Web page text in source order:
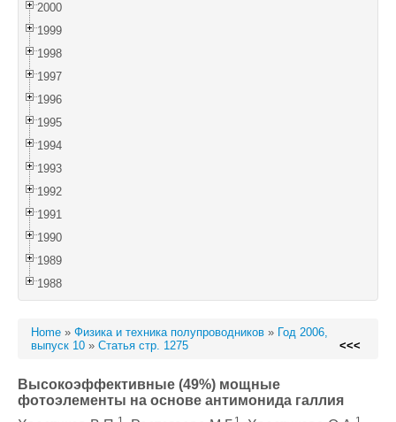
2000
1999
1998
1997
1996
1995
1994
1993
1992
1991
1990
1989
1988
Home » Физика и техника полупроводников » Год 2006,
выпуск 10 » Статья стр. 1275 <<<
Высокоэффективные (49%) мощные
фотоэлементы на основе антимонида галлия